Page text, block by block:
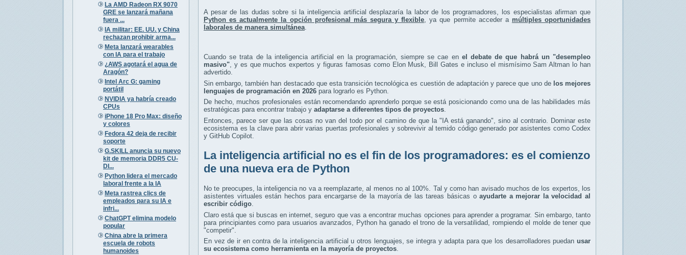
La AMD Radeon RX 9070
GRE se lanzará mañana
fuera ...
IA militar: EE. UU. y China
rechazan prohibir arma...
Meta lanzará wearables
con IA para el trabajo
¿AWS agotará el agua de
Aragón?
Intel Arc G: gaming
portátil
NVIDIA ya habría creado
CPUs
iPhone 18 Pro Max: diseño
y colores
Fedora 42 deja de recibir
soporte
G.SKILL anuncia su nuevo
kit de memoria DDR5 CU-
DI...
Python lidera el mercado
laboral frente a la IA
Meta rastrea clics de
empleados para su IA e
infri...
ChatGPT elimina modelo
popular
China abre la primera
escuela de robots
humanoides
A pesar de las dudas sobre si la inteligencia artificial desplazaría la labor de los programadores, los especialistas afirman que
Python es actualmente la opción profesional más segura y flexible, ya que permite acceder a múltiples oportunidades
laborales de manera simultánea.
Cuando se trata de la inteligencia artificial en la programación, siempre se cae enel debate de que habrá un "desempleo
masivo", y es que muchos expertos y figuras famosas como Elon Musk, Bill Gates e incluso el mismísimo Sam Altman lo han
advertido.
Sin embargo, también han destacado que esta transición tecnológica es cuestión de adaptación y parece que uno de los mejores
lenguajes de programación en 2026 para lograrlo es Python.
De hecho, muchos profesionales están recomendando aprenderlo porque se está posicionando como una de las habilidades más
estratégicas para encontrar trabajo y adaptarse a diferentes tipos de proyectos.
Entonces, parece ser que las cosas no van del todo por el camino de que la "IA está ganando", sino al contrario. Dominar este
ecosistema es la clave para abrir varias puertas profesionales y sobrevivir al temido código generado por asistentes como Codex
y GitHub Copilot.
La inteligencia artificial no es el fin de los programadores: es el comienzo
de una nueva era de Python
No te preocupes, la inteligencia no va a reemplazarte, al menos no al 100%. Tal y como han avisado muchos de los expertos, los
asistentes virtuales están hechos para encargarse de la mayoría de las tareas básicas oayudarte a mejorar la velocidad al
escribir código.
Claro está que si buscas en internet, seguro que vas a encontrar muchas opciones para aprender a programar. Sin embargo, tanto
para principiantes como para usuarios avanzados, Python ha ganado el trono de la versatilidad, rompiendo el molde de tener que
"competir".
En vez de ir en contra de la inteligencia artificial u otros lenguajes, se integra y adapta para que los desarrolladores puedan usar
su ecosistema como herramienta en la mayoría de proyectos.